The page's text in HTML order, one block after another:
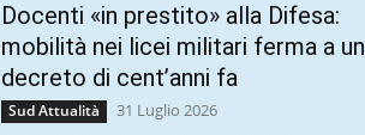
Docenti «in prestito» alla Difesa:
mobilità nei licei militari ferma a un
decreto di cent’anni fa
Sud Attualità 31 Luglio 2026